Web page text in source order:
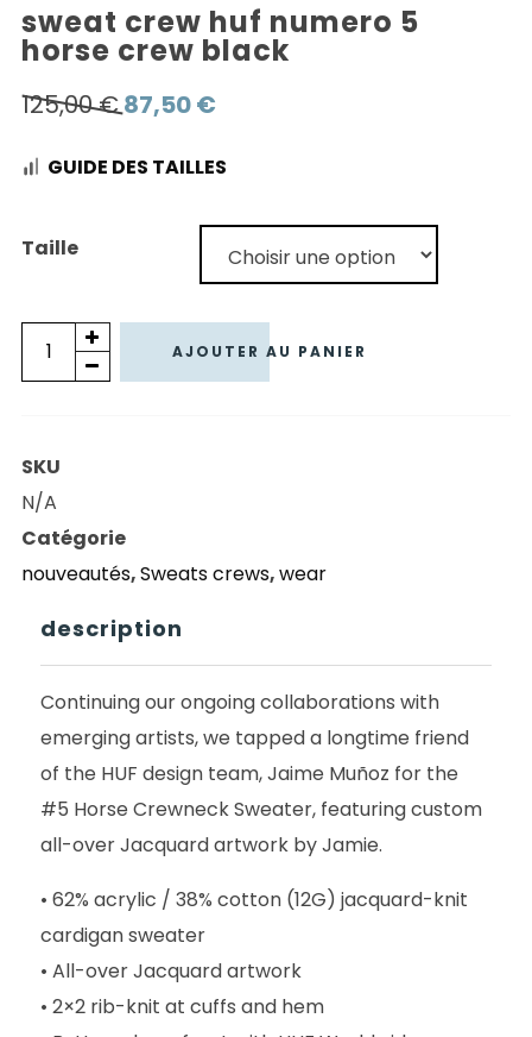
sweat crew huf numero 5
horse crew black
125,00€ Le
initial
87,50€Le
actuel
GUIDE DES TAILLES
Taille
quantité
de
HUF
NUMERO
5
HORSE
CREW
BLACK
AJOUTER AU PANIER
SKU
N/A
Catégorie
nouveautés,Sweats crews,wear
description
Continuing our ongoing collaborations with
emerging artists, we tapped a longtime friend
of the HUF design team, Jaime Muñoz for the
#5 Horse Crewneck Sweater, featuring custom
all-over Jacquard artwork by Jamie.
• 62% acrylic / 38% cotton (12G) jacquard-knit
cardigan sweater
• All-over Jacquard artwork
• 2×2 rib-knit at cuffs and hem